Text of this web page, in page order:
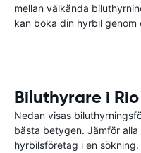
mellan välkända
kan boka din hyrbil
Biluthyrare i
Nedan visas
bästa betygen. Jämför
hyrbilsföretag i en sökning.